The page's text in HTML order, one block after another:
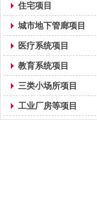
住宅项目
城市地下管廊项目
医疗系统项目
教育系统项目
三类小场所项目
工业厂房等项目